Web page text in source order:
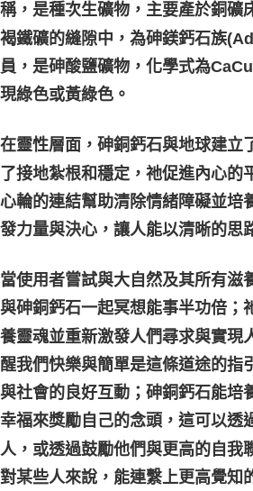
稱，是種次生礦物，主要產於銅礦
褐鐵礦的縫隙中，為砷鎂鈣石族
員，是砷酸鹽礦物，化學式為
現綠色或黃綠色。
在靈性層面，砷銅鈣石與地球建立
了接地紮根和穩定，祂促進內心的
心輪的連結幫助清除情緒障礙並培
發力量與決心，讓人能以清晰的思
當使用者嘗試與大自然及其所有滋
與砷銅鈣石一起冥想能事半功倍；
養靈魂並重新激發人們尋求與實現
醒我們快樂與簡單是這條道途的指
與社會的良好互動；砷銅鈣石能培
幸福來獎勵自己的念頭，這可以透
人，或透過鼓勵他們與更高的自我
對某些人來說，能連繫上更高覺知